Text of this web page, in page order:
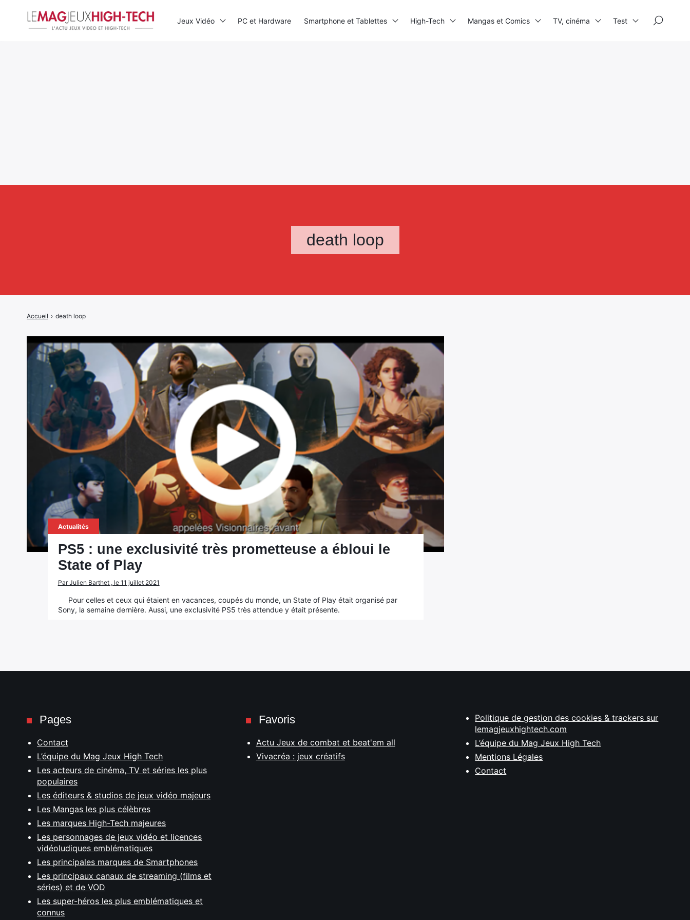
death loop
Accueil › death loop
Actualités
PS5 : une exclusivité très prometteuse a ébloui le
State of Play
Par Julien Barthet , le 11 juillet 2021
Pour celles et ceux qui étaient en vacances, coupés du monde, un State of Play était organisé par
Sony, la semaine dernière. Aussi, une exclusivité PS5 très attendue y était présente.
Jeux Vidéo PC et Hardware Smartphone et Tablettes High-Tech Mangas et Comics TV, cinéma Test
Pages
Contact
L’équipe du Mag Jeux High Tech
Les acteurs de cinéma, TV et séries les plus
populaires
Les éditeurs & studios de jeux vidéo majeurs
Les Mangas les plus célèbres
Les marques High-Tech majeures
Les personnages de jeux vidéo et licences
vidéoludiques emblématiques
Les principales marques de Smartphones
Les principaux canaux de streaming (films et
séries) et de VOD
Les super-héros les plus emblématiques et
connus
Favoris
Actu Jeux de combat et beat'em all
Vivacréa : jeux créatifs
Politique de gestion des cookies & trackers sur
lemagjeuxhightech.com
L’équipe du Mag Jeux High Tech
Mentions Légales
Contact